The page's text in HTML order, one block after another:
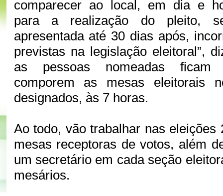
comparecer ao local, em dia e
para a realização do pleito,
apresentada até 30 dias após,
previstas na legislação eleitoral”,
as pessoas nomeadas ficam
comporem as mesas eleitorais
designados, às 7 horas.
Ao todo, vão trabalhar nas eleições
mesas receptoras de votos, além
um secretário em cada seção
mesários.